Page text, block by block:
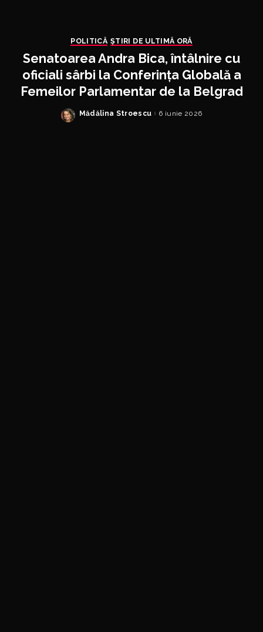
POLITICĂ ȘTIRI DE ULTIMĂ ORĂ
Senatoarea Andra Bica, întâlnire cu
oficiali sârbi la Conferința Globală a
Femeilor Parlamentar de la Belgrad
Posted
Mădălina Stroescu 6 iunie 2026